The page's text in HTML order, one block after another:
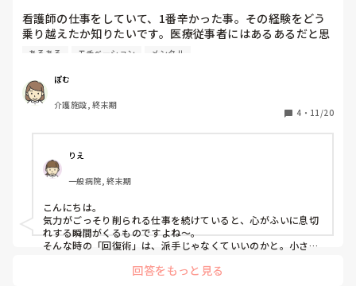
看護師の仕事をしていて、1番辛かった事。その経験をどう
乗り越えたか知りたいです。医療従事者にはあるあるだと思
いますが、本当に大変な事が多い中、落ち込んだりした時の
てください。
あるある モチベーション メンタル
ぽむ
介護施設, 終末期
4 ・ 11/20
りえ
一般病院, 終末期
こんにちは。
気力がごっそり削られる仕事を続けていると、心がふいに息切
れする瞬間がくるものですよね～。
そんな時の「回復術」は、派手じゃなくていいのかと。小さく
回答をもっと見る